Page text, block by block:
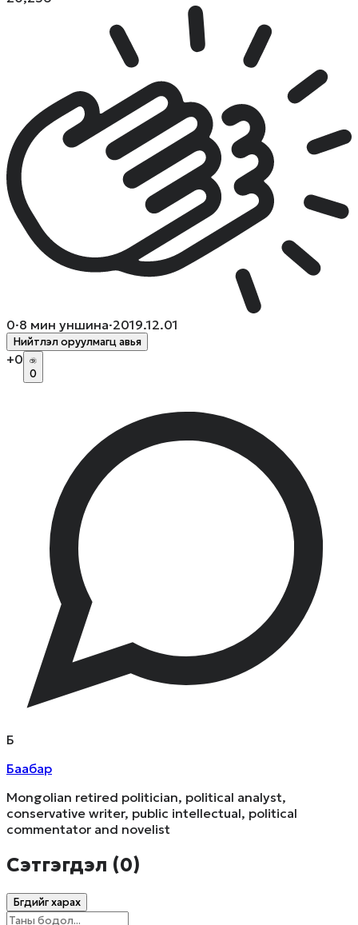
0·8 мин уншина·2019.12.01
Нийтлэл оруулмагц авья
+0
0
Б
Баабар
Mongolian retired politician, political analyst,
conservative writer, public intellectual, political
commentator and novelist
Сэтгэгдэл (0)
Бүгдийг харах